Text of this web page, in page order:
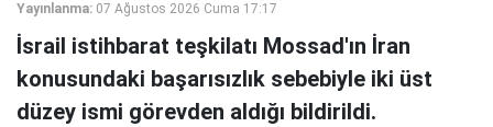
Yayınlanma: 07 Ağustos 2026 Cuma 17:17
İsrail istihbarat teşkilatı Mossad'ın İran
konusundaki başarısızlık sebebiyle iki üst
düzey ismi görevden aldığı bildirildi.